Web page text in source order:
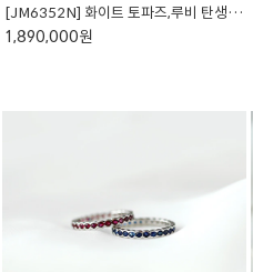
[JM6352N] 화이트 토파즈,루비 탄생석 목걸이 (천연석)
1,890,000원